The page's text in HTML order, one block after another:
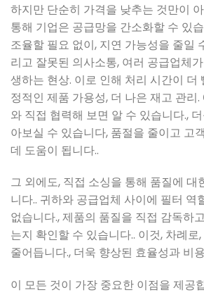
하지만 단순히 가격을 낮추는 것만이
통해 기업은 공급망을 간소화할 수 있
조율할 필요 없이, 지연 가능성을 줄일
리고 잘못된 의사소통, 여러 공급업체
생하는 현상. 이로 인해 처리 시간이 더
정적인 제품 가용성, 더 나은 재고 관리
와 직접 협력해 보면 알 수 있습니다.,
아보실 수 있습니다, 품절을 줄이고 고
데 도움이 됩니다..
그 외에도, 직접 소싱을 통해 품질에 대
니다.. 귀하와 공급업체 사이에 필터 역
없습니다., 제품의 품질을 직접 감독하
는지 확인할 수 있습니다.. 이것, 차례로
줄어듭니다., 더욱 향상된 효율성과 비
이 모든 것이 가장 중요한 이점을 제공